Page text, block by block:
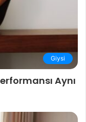
Giysi
Aynı